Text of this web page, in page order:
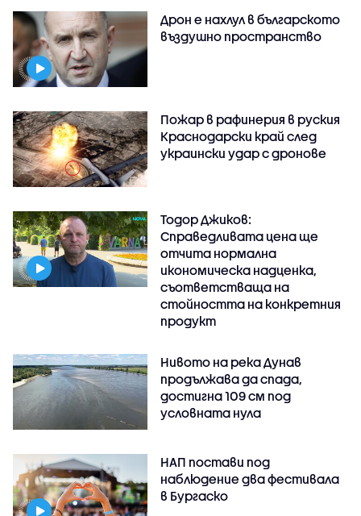
Дрон е нахлул в българското
въздушно пространство
Пожар в рафинерия в руския
Краснодарски край след
украински удар с дронове
Тодор Джиков:
Справедливата цена ще
отчита нормална
икономическа надценка,
съответстваща на
стойността на конкретния
продукт
Нивото на река Дунав
продължава да спада,
достигна 109 см под
условната нула
НАП постави под
наблюдение два фестивала
в Бургаско